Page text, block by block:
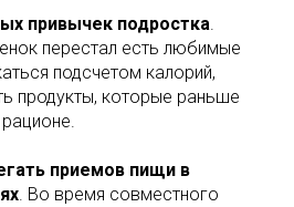
привычек подростка.
перестал есть любимые
подсчетом калорий,
продукты, которые раньше
приемов пищи в
. Во время совместного